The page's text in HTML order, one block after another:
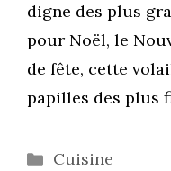
digne des plus
pour Noël, le
de fête, cette
papilles des plus
Catégories
Cuisine